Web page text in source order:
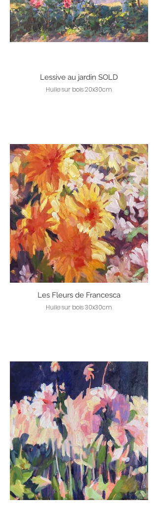
Lessive au jardin SOLD
Huile sur bois 20x30cm
Les Fleurs de Francesca
Huile sur bois 30x30cm